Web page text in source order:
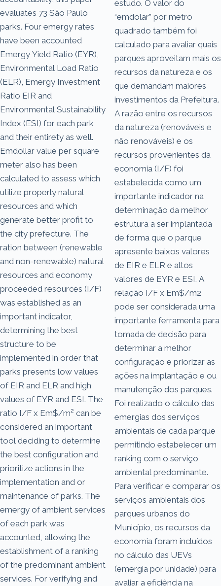
evaluates 73 São Paulo
parks. Four emergy rates
have been accounted
Emergy Yield Ratio (EYR),
Environmental Load Ratio
(ELR), Emergy Investment
Ratio EIR and
Environmental Sustainability
Index (ESI) for each park
and their entirety as well.
Emdollar value per square
meter also has been
calculated to assess which
utilize properly natural
resources and which
generate better profit to
the city prefecture. The
ration between (renewable
and non-renewable) natural
resources and economy
proceeded resources (I/F)
was established as an
important indicator,
determining the best
structure to be
implemented in order that
parks presents low values
of EIR and ELR and high
values of EYR and ESI. The
ratio I/F x Em$/m² can be
considered an important
tool deciding to determine
the best configuration and
prioritize actions in the
implementation and or
maintenance of parks. The
emergy of ambient services
of each park was
accounted, allowing the
establishment of a ranking
of the predominant ambient
services. For verifying and
estudo. O valor do
“emdolar” por metro
quadrado também foi
calculado para avaliar quais
parques aproveitam mais os
recursos da natureza e os
que demandam maiores
investimentos da Prefeitura.
A razão entre os recursos
da natureza (renováveis e
não renováveis) e os
recursos provenientes da
economia (I/F) foi
estabelecida como um
importante indicador na
determinação da melhor
estrutura a ser implantada
de forma que o parque
apresente baixos valores
de EIR e ELR e altos
valores de EYR e ESI. A
relação I/F x Em$/m2
pode ser considerada uma
importante ferramenta para
tomada de decisão para
determinar a melhor
configuração e priorizar as
ações na implantação e ou
manutenção dos parques.
Foi realizado o cálculo das
emergias dos serviços
ambientais de cada parque
permitindo estabelecer um
ranking com o serviço
ambiental predominante.
Para verificar e comparar os
serviços ambientais dos
parques urbanos do
Município, os recursos da
economia foram incluídos
no cálculo das UEVs
(emergia por unidade) para
avaliar a eficiência na